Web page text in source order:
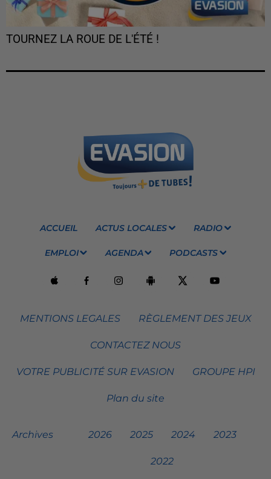
TOURNEZ LA ROUE DE L'ÉTÉ !
ACCUEIL ACTUS LOCALES RADIO
EMPLOI AGENDA PODCASTS
MENTIONS LEGALES RÈGLEMENT DES JEUX
CONTACTEZ NOUS
VOTRE PUBLICITÉ SUR EVASION GROUPE HPI
Plan du site
Archives 2026 2025 2024 2023
2022